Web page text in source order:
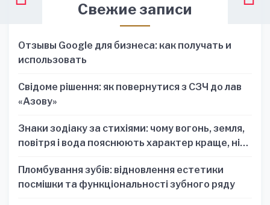
Свежие записи
Отзывы Google для бизнеса: как получать и
использовать
Свідоме рішення: як повернутися з СЗЧ до лав
«Азову»
Знаки зодіаку за стихіями: чому вогонь, земля,
повітря і вода пояснюють характер краще, ніж
Пломбування зубів: відновлення естетики
посмішки та функціональності зубного ряду